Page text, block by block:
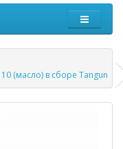
(масло) в сборе Tangun